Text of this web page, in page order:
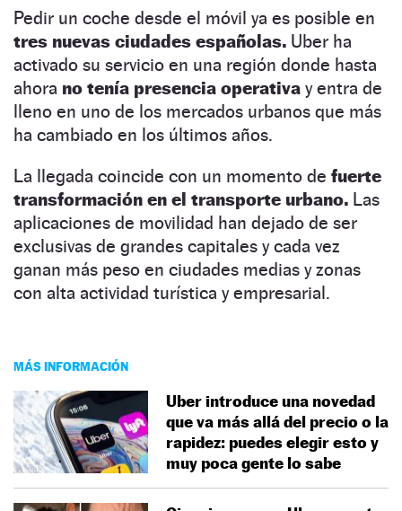
Pedir un coche desde el móvil ya es posible en
tres nuevas ciudades españolas. Uber ha
activado su servicio en una región donde hasta
ahora no tenía presencia operativa y entra de
lleno en uno de los mercados urbanos que más
ha cambiado en los últimos años.
La llegada coincide con un momento de fuerte
transformación en el transporte urbano. Las
aplicaciones de movilidad han dejado de ser
exclusivas de grandes capitales y cada vez
ganan más peso en ciudades medias y zonas
con alta actividad turística y empresarial.
MÁS INFORMACIÓN
Uber introduce una novedad
que va más allá del precio o la
rapidez: puedes elegir esto y
muy poca gente lo sabe